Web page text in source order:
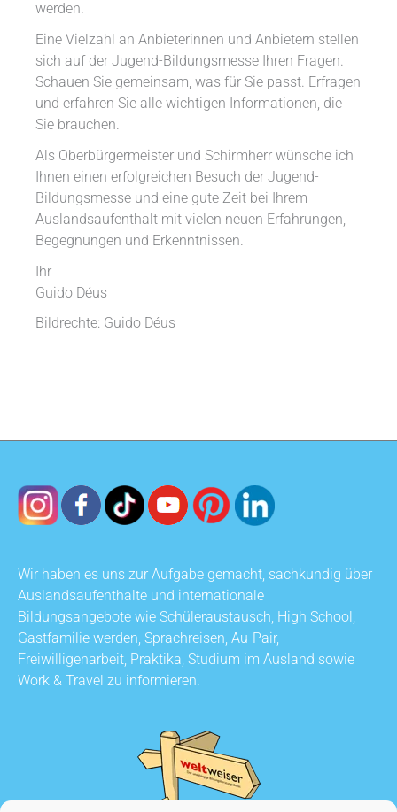
werden.
Eine Vielzahl an Anbieterinnen und Anbietern stellen
sich auf der Jugend-Bildungsmesse Ihren Fragen.
Schauen Sie gemeinsam, was für Sie passt. Erfragen
und erfahren Sie alle wichtigen Informationen, die
Sie brauchen.
Als Oberbürgermeister und Schirmherr wünsche ich
Ihnen einen erfolgreichen Besuch der Jugend-
Bildungsmesse und eine gute Zeit bei Ihrem
Auslandsaufenthalt mit vielen neuen Erfahrungen,
Begegnungen und Erkenntnissen.
Ihr
Guido Déus
Bildrechte: Guido Déus
Wir haben es uns zur Aufgabe gemacht, sachkundig über
Auslandsaufenthalte und internationale
Bildungsangebote wie Schüleraustausch, High School,
Gastfamilie werden, Sprachreisen, Au-Pair,
Freiwilligenarbeit, Praktika, Studium im Ausland sowie
Work & Travel zu informieren.